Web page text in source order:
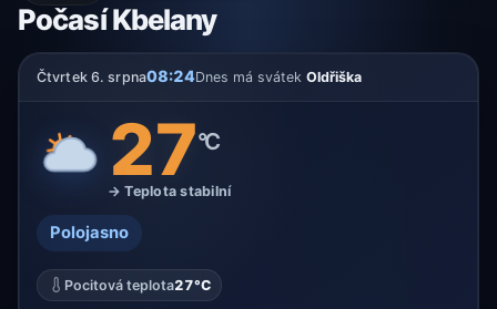
Počasí Kbelany
Čtvrtek 6. srpna08:24Dnes má svátek Oldřiška
27°C
→ Teplota stabilní
Polojasno
Pocitová teplota27°C